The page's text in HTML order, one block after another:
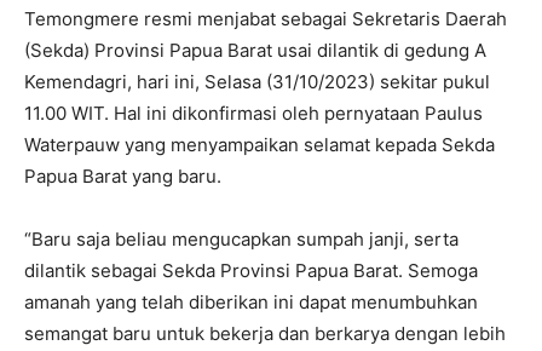
Temongmere resmi menjabat sebagai Sekretaris Daerah
(Sekda) Provinsi Papua Barat usai dilantik di gedung A
Kemendagri, hari ini, Selasa (31/10/2023) sekitar pukul
11.00 WIT. Hal ini dikonfirmasi oleh pernyataan Paulus
Waterpauw yang menyampaikan selamat kepada Sekda
Papua Barat yang baru.
“Baru saja beliau mengucapkan sumpah janji, serta
dilantik sebagai Sekda Provinsi Papua Barat. Semoga
amanah yang telah diberikan ini dapat menumbuhkan
semangat baru untuk bekerja dan berkarya dengan lebih